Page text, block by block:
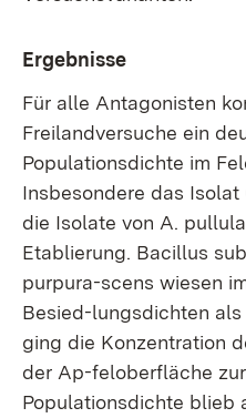
Ergebnisse
Für alle Antagonisten
Freilandversuche ein
Populationsdichte im
Insbesondere das
die Isolate von A.
Etablierung. Bacillus
purpura-scens wiesen
Besied-lungsdichten
ging die Konzentration
der Ap-feloberfläche
Populationsdichte blieb